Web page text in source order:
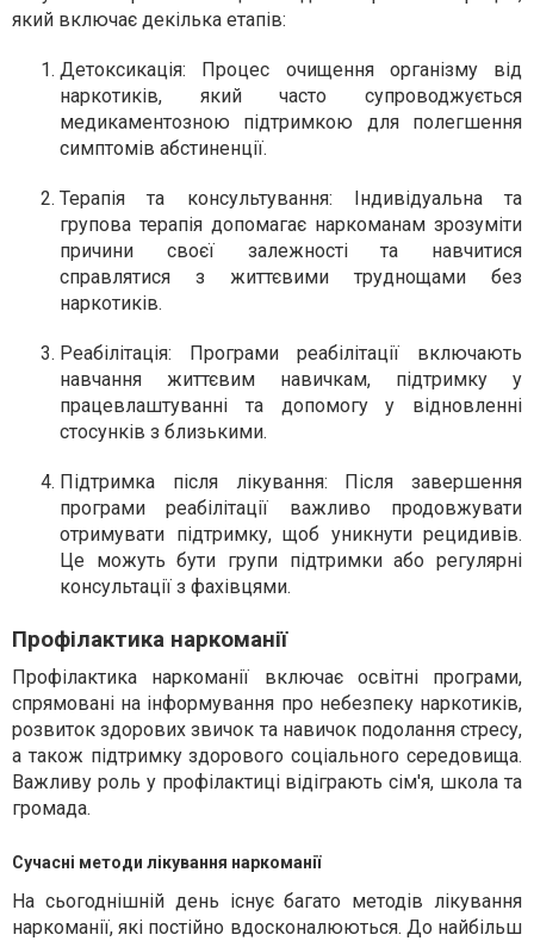
який включає декілька етапів:
Детоксикація: Процес очищення організму від
наркотиків, який часто супроводжується
медикаментозною підтримкою для полегшення
симптомів абстиненції.
Терапія та консультування: Індивідуальна та
групова терапія допомагає наркоманам зрозуміти
причини своєї залежності та навчитися
справлятися з життєвими труднощами без
наркотиків.
Реабілітація: Програми реабілітації включають
навчання життєвим навичкам, підтримку у
працевлаштуванні та допомогу у відновленні
стосунків з близькими.
Підтримка після лікування: Після завершення
програми реабілітації важливо продовжувати
отримувати підтримку, щоб уникнути рецидивів.
Це можуть бути групи підтримки або регулярні
консультації з фахівцями.
Профілактика наркоманії
Профілактика наркоманії включає освітні програми,
спрямовані на інформування про небезпеку наркотиків,
розвиток здорових звичок та навичок подолання стресу,
а також підтримку здорового соціального середовища.
Важливу роль у профілактиці відіграють сім'я, школа та
громада.
Сучасні методи лікування наркоманії
На сьогоднішній день існує багато методів лікування
наркоманії, які постійно вдосконалюються. До найбільш